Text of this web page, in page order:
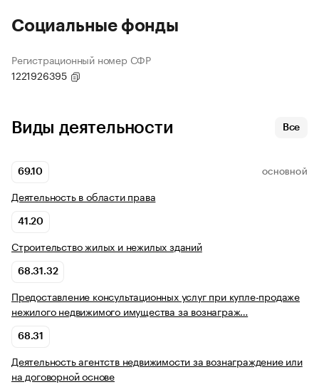
Социальные фонды
Регистрационный номер СФР
1221926395
Виды деятельности Все
69.10 ОСНОВНОЙ
Деятельность в области права
41.20
Строительство жилых и нежилых зданий
68.31.32
Предоставление консультационных услуг при купле-продаже
нежилого недвижимого имущества за вознаграж…
68.31
Деятельность агентств недвижимости за вознаграждение или
на договорной основе